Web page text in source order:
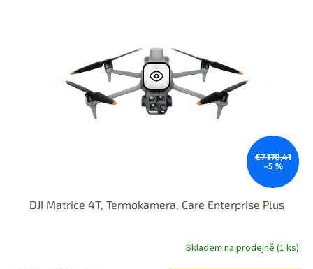
€7 170,41
–5 %
DJI Matrice 4T, Termokamera, Care Enterprise Plus
Skladem na prodejně (1 ks)